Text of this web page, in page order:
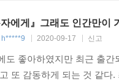
기로운 목소리가 풍부하
움직임이 남긴 증거로서
겠지만 그것이 삶 자체의
자에게』그래도 인간만이
h*****9 2020-09-17 신고
도 좋아하였지만 최근 출
또 감동하게 되는 것 같